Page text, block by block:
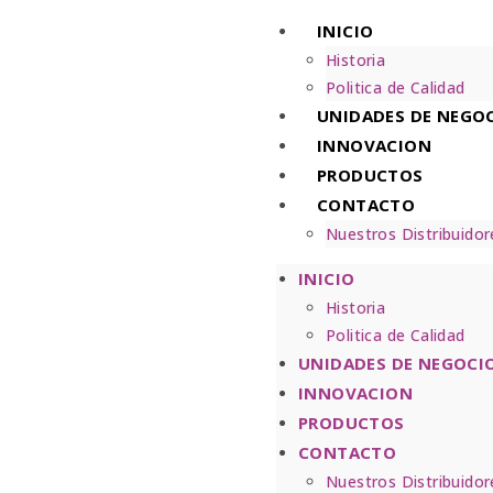
INICIO
Historia
Politica de Calidad
UNIDADES DE
INNOVACION
PRODUCTOS
CONTACTO
Nuestros
INICIO
Historia
Politica de Calidad
UNIDADES DE
INNOVACION
PRODUCTOS
CONTACTO
Nuestros